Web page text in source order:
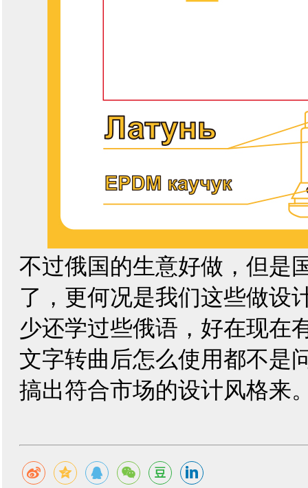
不过俄国的生意好做，但是
了，更何况是我们这些做设
少还学过些俄语，好在现在
文字转曲后怎么使用都不是
搞出符合市场的设计风格来